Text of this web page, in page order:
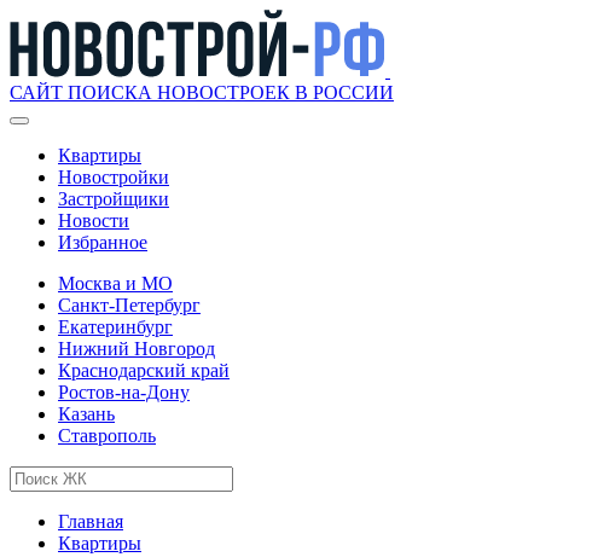
САЙТ ПОИСКА НОВОСТРОЕК В РОССИИ
Квартиры
Новостройки
Застройщики
Новости
Избранное
Москва и МО
Санкт-Петербург
Екатеринбург
Нижний Новгород
Краснодарский край
Ростов-на-Дону
Казань
Ставрополь
Главная
Квартиры